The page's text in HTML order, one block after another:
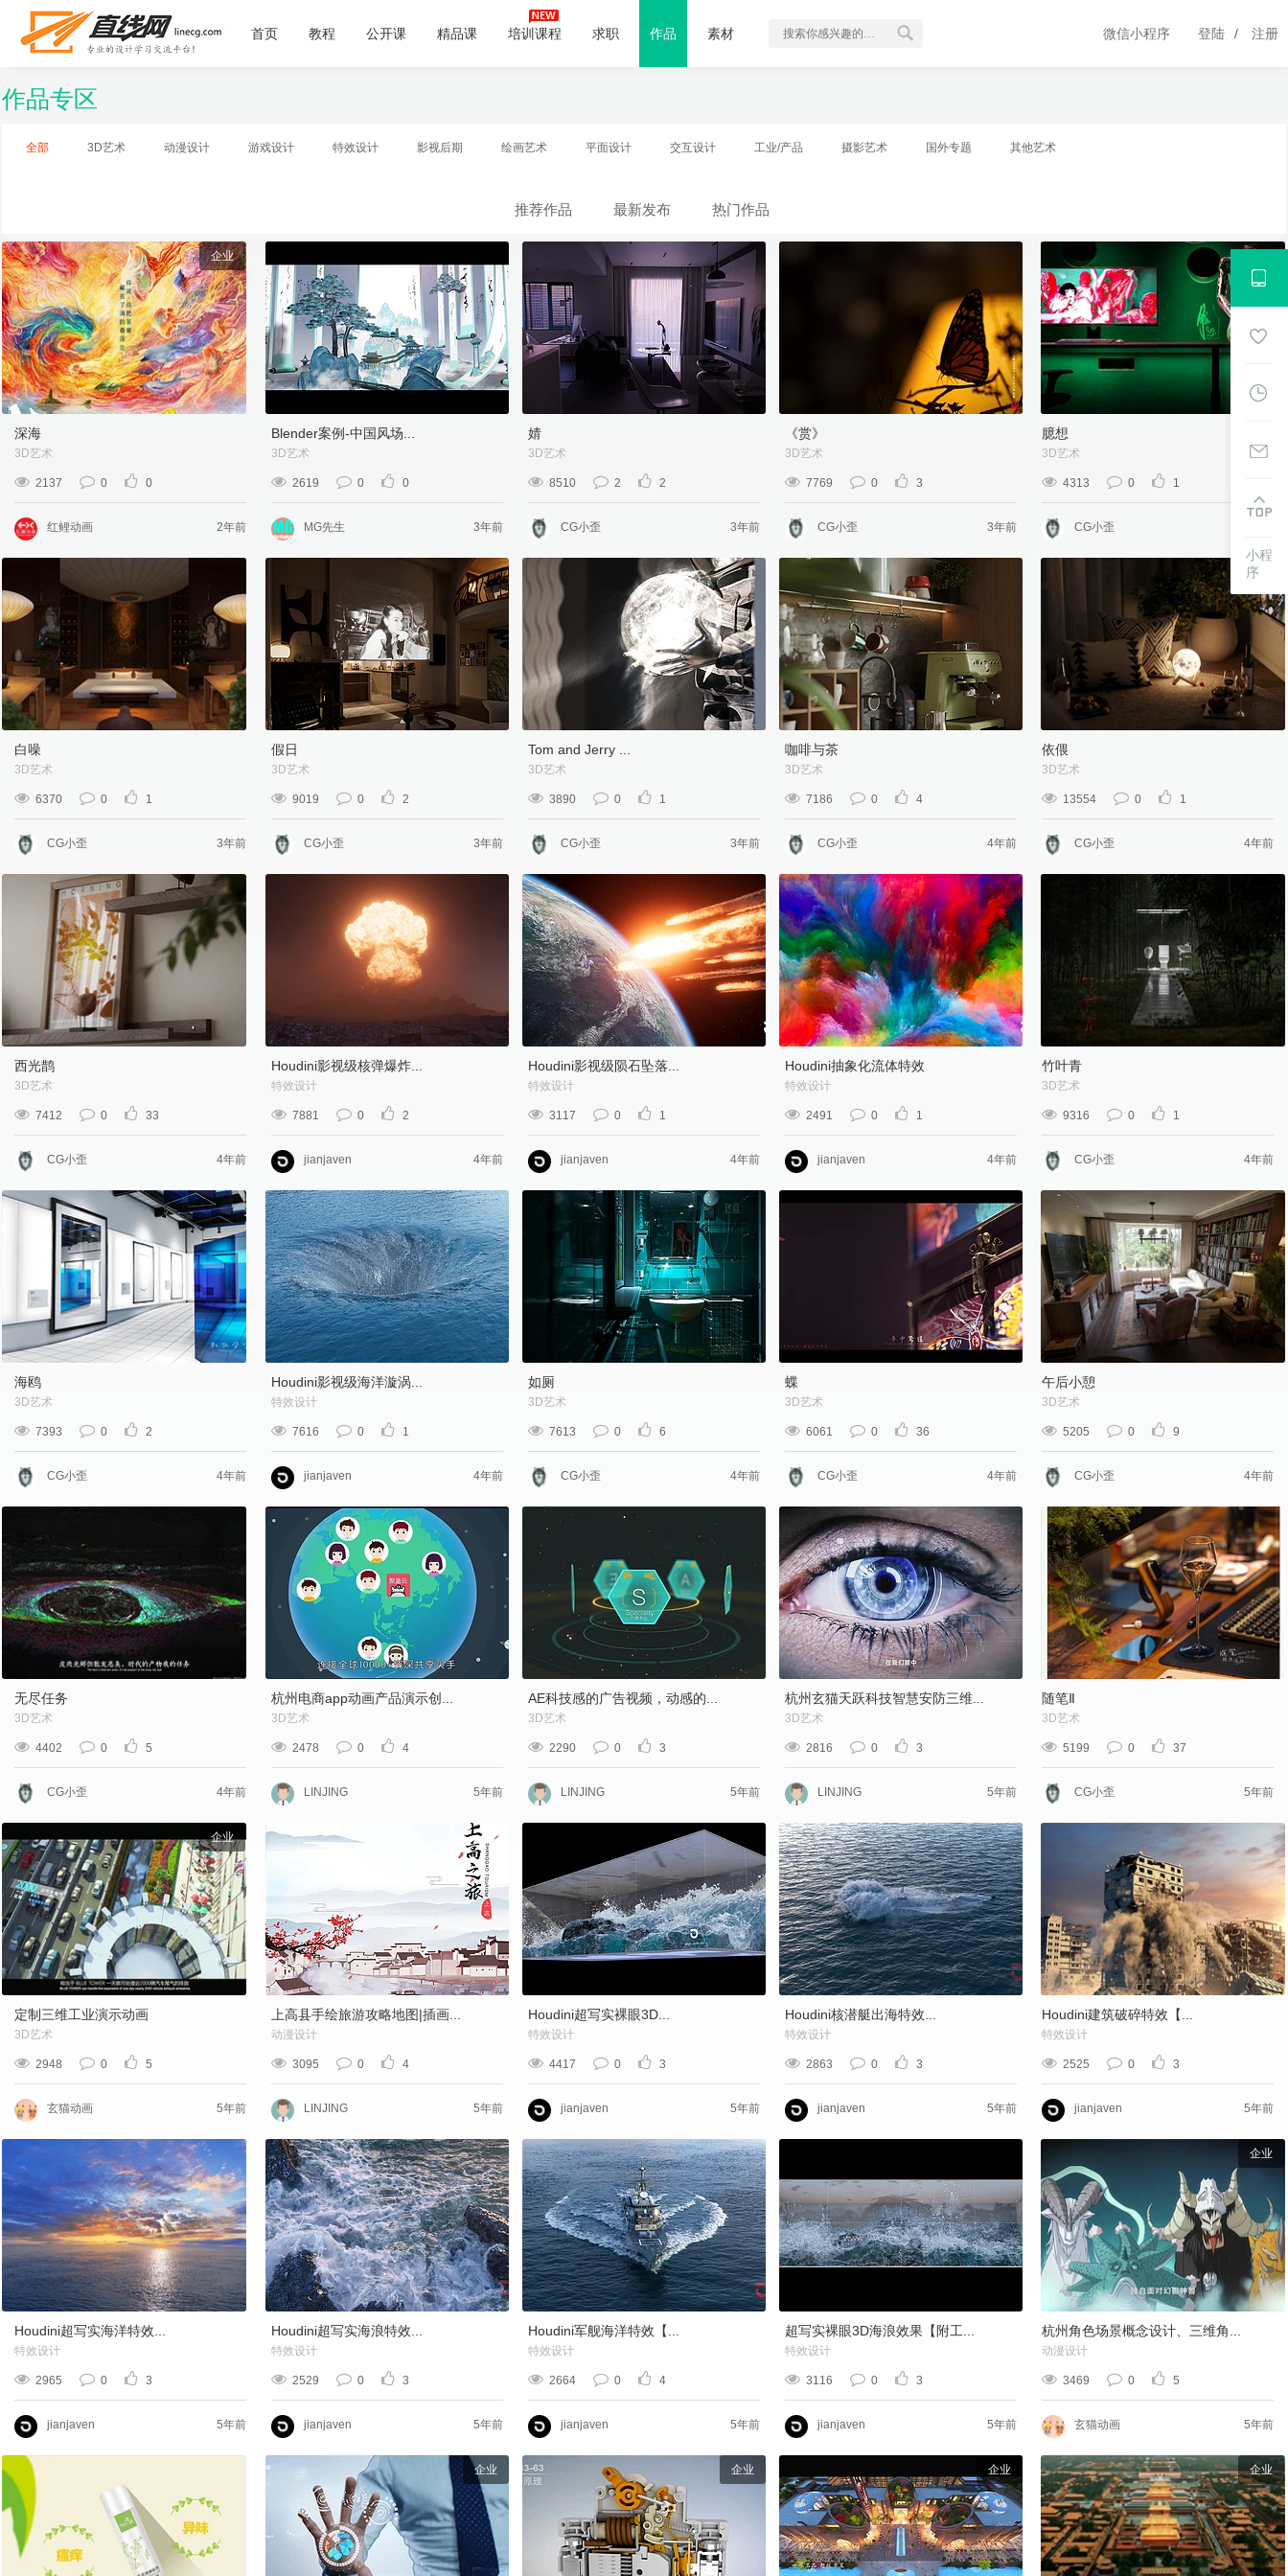
小程
序
首页 教程 公开课 精品课 培训课程 求职 作品 素材 微信小程序 登陆 / 注册
作品专区
全部 3D艺术 动漫设计 游戏设计 特效设计 影视后期 绘画艺术 平面设计 交互设计 工业/产品 摄影艺术 国外专题 其他艺术
推荐作品 最新发布 热门作品
企业
深海
3D艺术
2137 0 0
红鲤动画 2年前
Blender案例-中国风场...
3D艺术
2619 0 0
MG先生 3年前
婧
3D艺术
8510 2 2
CG小歪 3年前
《赏》
3D艺术
7769 0 3
CG小歪 3年前
臆想
3D艺术
4313 0 1
CG小歪
白噪
3D艺术
6370 0 1
CG小歪 3年前
假日
3D艺术
9019 0 2
CG小歪 3年前
Tom and Jerry ...
3D艺术
3890 0 1
CG小歪 3年前
咖啡与茶
3D艺术
7186 0 4
CG小歪 4年前
依偎
3D艺术
13554 0 1
CG小歪 4年前
西光鹊
3D艺术
7412 0 33
CG小歪 4年前
Houdini影视级核弹爆炸...
特效设计
7881 0 2
jianjaven 4年前
Houdini影视级陨石坠落...
特效设计
3117 0 1
jianjaven 4年前
Houdini抽象化流体特效
特效设计
2491 0 1
jianjaven 4年前
竹叶青
3D艺术
9316 0 1
CG小歪 4年前
海鸥
3D艺术
7393 0 2
CG小歪 4年前
Houdini影视级海洋漩涡...
特效设计
7616 0 1
jianjaven 4年前
如厕
3D艺术
7613 0 6
CG小歪 4年前
蝶
3D艺术
6061 0 36
CG小歪 4年前
午后小憩
3D艺术
5205 0 9
CG小歪 4年前
无尽任务
3D艺术
4402 0 5
CG小歪 4年前
杭州电商app动画产品演示创...
3D艺术
2478 0 4
LINJING 5年前
AE科技感的广告视频，动感的...
3D艺术
2290 0 3
LINJING 5年前
杭州玄猫天跃科技智慧安防三维...
3D艺术
2816 0 3
LINJING 5年前
随笔Ⅱ
3D艺术
5199 0 37
CG小歪 5年前
企业
定制三维工业演示动画
3D艺术
2948 0 5
玄猫动画 5年前
上高县手绘旅游攻略地图|插画...
动漫设计
3095 0 4
LINJING 5年前
Houdini超写实裸眼3D...
特效设计
4417 0 3
jianjaven 5年前
Houdini核潜艇出海特效...
特效设计
2863 0 3
jianjaven 5年前
Houdini建筑破碎特效【...
特效设计
2525 0 3
jianjaven 5年前
Houdini超写实海洋特效...
特效设计
2965 0 3
jianjaven 5年前
Houdini超写实海浪特效...
特效设计
2529 0 3
jianjaven 5年前
Houdini军舰海洋特效【...
特效设计
2664 0 4
jianjaven 5年前
超写实裸眼3D海浪效果【附工...
特效设计
3116 0 3
jianjaven 5年前
企业
杭州角色场景概念设计、三维角...
动漫设计
3469 0 5
玄猫动画 5年前
企业 企业 企业 企业